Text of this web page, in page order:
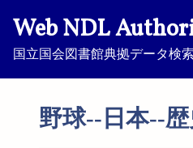
Web NDL
国立国会図書館典拠データ検
野球--日本--